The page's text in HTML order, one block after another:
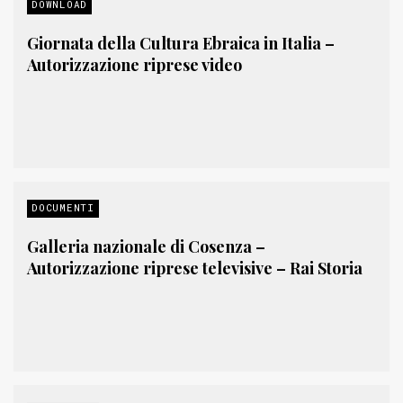
DOWNLOAD
Giornata della Cultura Ebraica in Italia –
Autorizzazione riprese video
DOCUMENTI
Galleria nazionale di Cosenza –
Autorizzazione riprese televisive – Rai Storia